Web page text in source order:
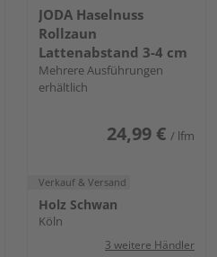
JODA Haselnuss
Rollzaun
Lattenabstand 3-4 cm
Mehrere Ausführungen
erhältlich
24,99 € / lfm
Verkauf & Versand
Holz Schwan
Köln
3 weitere Händler